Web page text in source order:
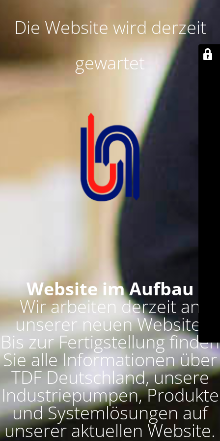
Die Website wird derzeit
gewartet
Website im Aufbau
Wir arbeiten derzeit an
unserer neuen Website.
Bis zur Fertigstellung finden
Sie alle Informationen über
TDF Deutschland, unsere
Industriepumpen, Produkte
und Systemlösungen auf
unserer aktuellen Website.